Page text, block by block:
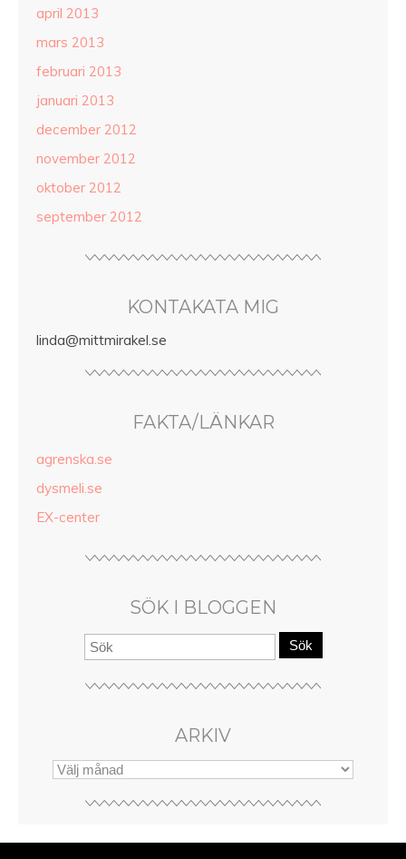
april 2013
mars 2013
februari 2013
januari 2013
december 2012
november 2012
oktober 2012
september 2012
KONTAKATA MIG
linda@mittmirakel.se
FAKTA/LÄNKAR
agrenska.se
dysmeli.se
EX-center
SÖK I BLOGGEN
Sök
ARKIV